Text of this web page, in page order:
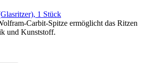
1 Stück
Carbit-Spitze ermöglicht das Ritzen
und Kunststoff.